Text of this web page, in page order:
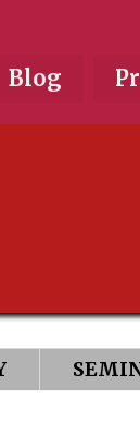
Blog